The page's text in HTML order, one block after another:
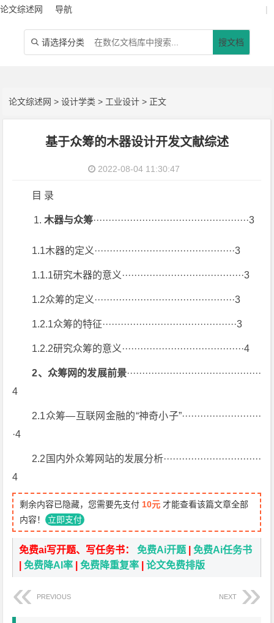
论文综述网 导航 |
 请选择分类 搜文档
论文综述网 >设计学类 > 工业设计 > 正文
基于众筹的木器设计开发文献综述
2022-08-04 11:30:47
目 录
木器与众筹···················································3
1.1木器的定义··············································3
1.1.1研究木器的意义········································3
1.2众筹的定义··············································3
1.2.1众筹的特征············································3
1.2.2研究众筹的意义········································4
2、众筹网的发展前景············································
4
2.1众筹—互联网金融的“神奇小子”··························
·4
2.2国内外众筹网站的发展分析································
4
剩余内容已隐藏，您需要先支付 10元 才能查看该篇文章全部
内容！ 立即支付
免费ai写开题、写任务书：免费Ai开题 |免费Ai任务书
|免费降AI率 |免费降重复率 |论文免费排版
PREVIOUS NEXT